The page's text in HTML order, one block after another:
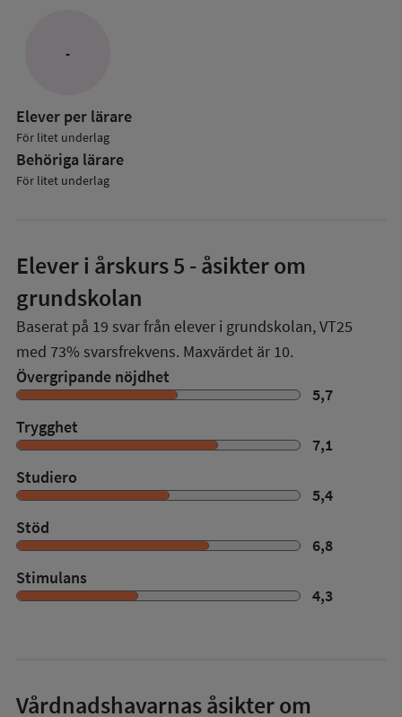
-
Elever per lärare
För litet underlag
Behöriga lärare
För litet underlag
Elever i årskurs 5 - åsikter om
grundskolan
Baserat på 19 svar från elever i grundskolan,VT25
med 73% svarsfrekvens. Maxvärdet är 10.
Övergripande nöjdhet
5,7
Trygghet
7,1
Studiero
5,4
Stöd
6,8
Stimulans
4,3
Vårdnadshavarnas åsikter om